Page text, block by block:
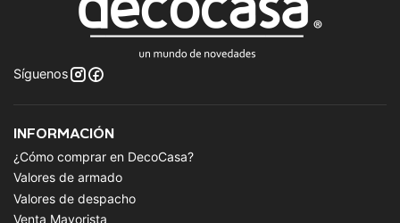
Síguenos
INFORMACIÓN
¿Cómo comprar en DecoCasa?
Valores de armado
Valores de despacho
Venta Mayorista